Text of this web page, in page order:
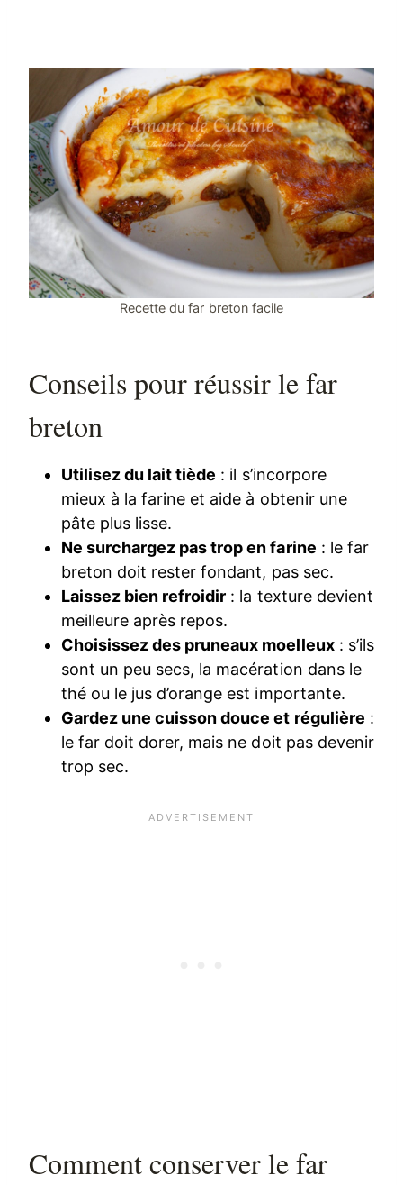
Recette du far breton facile
Conseils pour réussir le far
breton
Utilisez du lait tiède : il s’incorpore
mieux à la farine et aide à obtenir une
pâte plus lisse.
Ne surchargez pas trop en farine : le far
breton doit rester fondant, pas sec.
Laissez bien refroidir : la texture devient
meilleure après repos.
Choisissez des pruneaux moelleux: s’ils
sont un peu secs, la macération dans le
thé ou le jus d’orange est importante.
Gardez une cuisson douce et régulière :
le far doit dorer, mais ne doit pas devenir
trop sec.
Comment conserver le far